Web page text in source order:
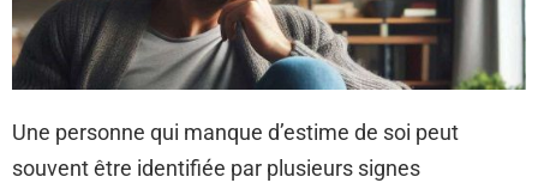
Une personne qui manque d’estime de soi peut
souvent être identifiée par plusieurs signes